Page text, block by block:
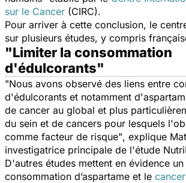
sur le Cancer (CIRC).
Pour arriver à cette conclusion, le
sur plusieurs études, y compris
"Limiter la consommation
d'édulcorants"
"Nous avons observé des liens entre
d'édulcorants et notamment
de cancer au global et plus
du sein et de cancers pour lesquels
comme facteur de risque", explique
investigatrice principale de l'étude
D'autres études mettent en évidence
consommation d’aspartame et le